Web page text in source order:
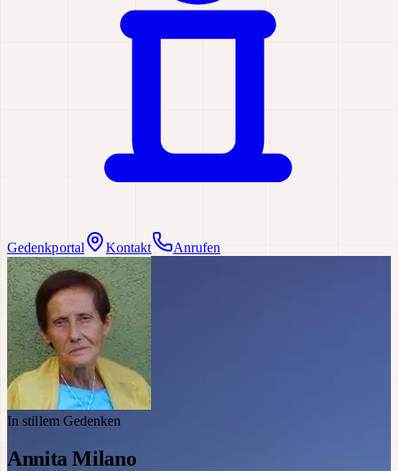
Gedenkportal Kontakt Anrufen
In stillem Gedenken
Annita Milano